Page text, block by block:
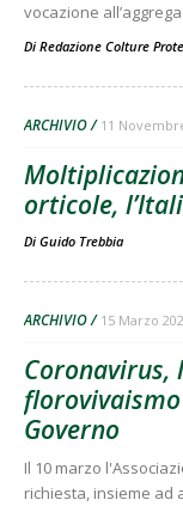
vocazione
Di Redazione Colture
ARCHIVIO 11
orticole,
Di Guido Trebbia
ARCHIVIO 15 Marzo
Coronavirus,
Governo
Il 10 marzo
richiesta, insieme